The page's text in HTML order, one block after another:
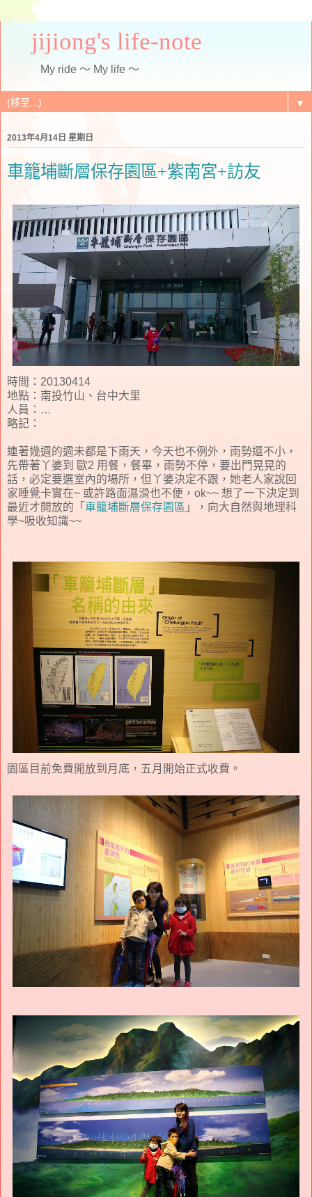
jijiong's life-note
My ride ～ My life ～
▼
2013年4月14日 星期日
車籠埔斷層保存園區+紫南宮+訪友
時間：20130414
地點：南投竹山、台中大里
人員：…
略記：
連著幾週的週未都是下雨天，今天也不例外，雨勢還不小，
先帶著丫婆到 歐2 用餐，餐畢，雨勢不停，要出門晃晃的
話，必定要選室內的場所，但丫婆決定不跟，她老人家說回
家睡覺卡實在~ 或許路面濕滑也不便，ok~~ 想了一下決定到
最近才開放的「 車籠埔斷層保存園區 」，向大自然與地理科
學~吸收知識~~
園區目前免費開放到月底，五月開始正式收費。